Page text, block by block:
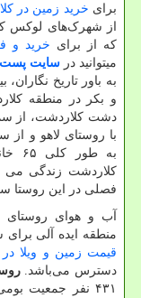
برای خرید زمین در
از شهرک‌های لوکس
که از برای خرید و
میتوانید درسایت
به باور تاریخ
و بکر در منطقه
دشت کلاردشت، از
با روستای لاهو و
به
فصلی در این روستا
آب و هوای روستای
منطقه ایده آلی
قیمت زمین و ویلا
دسترس می‌باشد.
۴۳۱ نفر جمعیت